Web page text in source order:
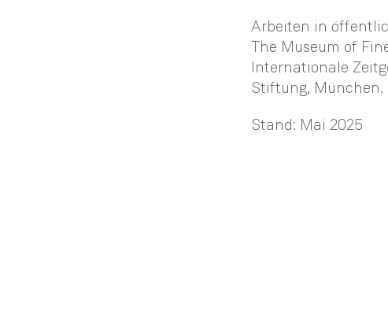
Arbeiten in
The Museum of
Internationale
Stiftung, München.
Stand: Mai 2025